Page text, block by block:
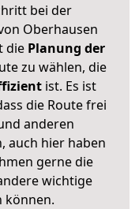
bei der
Oberhausen
diePlanung der
zu wählen, die
ist. Es ist
die Route frei
anderen
auch hier haben
gerne die
wichtige
können.